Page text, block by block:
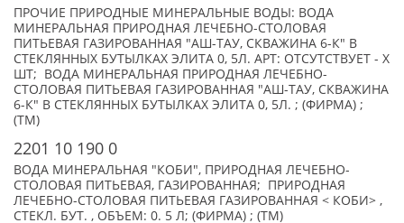
ПРОЧИЕ ПРИРОДНЫЕ МИНЕРАЛЬНЫЕ ВОДЫ: ВОДА
МИНЕРАЛЬНАЯ ПРИРОДНАЯ ЛЕЧЕБНО-СТОЛОВАЯ
ПИТЬЕВАЯ ГАЗИРОВАННАЯ "АШ-ТАУ, СКВАЖИНА 6-К" В
СТЕКЛЯННЫХ БУТЫЛКАХ ЭЛИТА 0, 5Л. АРТ: ОТСУТСТВУЕТ - X
ШТ; ВОДА МИНЕРАЛЬНАЯ ПРИРОДНАЯ ЛЕЧЕБНО-
СТОЛОВАЯ ПИТЬЕВАЯ ГАЗИРОВАННАЯ "АШ-ТАУ, СКВАЖИНА
6-К" В СТЕКЛЯННЫХ БУТЫЛКАХ ЭЛИТА 0, 5Л. ; (ФИРМА) ;
(TM)
2201 10 190 0
ВОДА МИНЕРАЛЬНАЯ "КОБИ", ПРИРОДНАЯ ЛЕЧЕБНО-
СТОЛОВАЯ ПИТЬЕВАЯ, ГАЗИРОВАННАЯ; ПРИРОДНАЯ
ЛЕЧЕБНО-СТОЛОВАЯ ПИТЬЕВАЯ ГАЗИРОВАННАЯ < КОБИ> ,
СТЕКЛ. БУТ. , ОБЪЕМ: 0. 5 Л; (ФИРМА) ; (TM)